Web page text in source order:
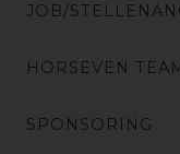
JOB/
HORSEVEN
SPONSORING